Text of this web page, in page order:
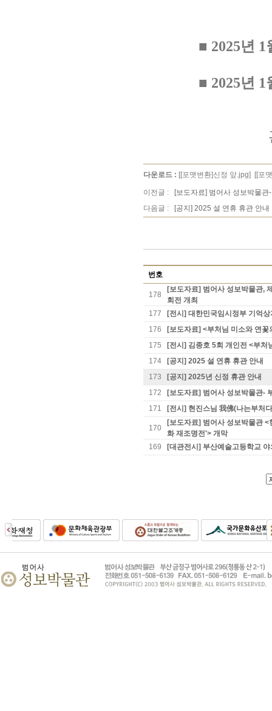
■ 2025년 1
■ 2025년
다운로드 : [[포맷변환]신정 앞.jpg] [[포
이전글 :
[보도자료] 범어사 성보박물
다음글 :
[공지] 2025 설 연휴 휴관 안내
번호
178
[보도자료] 범어사 성보박물관,
회전 개최
177
[전시] 대한민국임시정부 기억상
176
[보도자료] <부처님 미소와 연
175
[전시] 김종호 5회 개인전 <부처
174
[공지] 2025 설 연휴 휴관 안내
173
[공지] 2025년 신정 휴관 안내
172
[보도자료] 범어사 성보박물관-
171
[전시] 현진스님 我佛(나는부처
170
[보도자료] 범어사 성보박물관
화 재조명전'> 개막
169
[대관전시] 부산예술고등학교